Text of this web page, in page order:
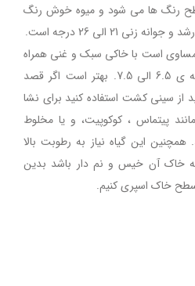
رنگ ها می شود و میوه خوش رنگ
21 الی 26 درجه است.
است با خاکی سبک و غنی همراه
با آفتاب کامل با میزان اسیدیته ی 6.5 الی 7.5. بهتر است اگر قصد
از سینی کشت استفاده کنید برای نشا
پیتماس ، کوکوپیت، و یا مخلوط
همچنین این گیاه نیاز به رطوبت بالا
خاک آن خیس و نم دار باشد بدین
خاک اسپری کنیم.